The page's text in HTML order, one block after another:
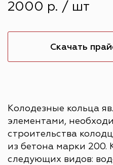
2000 р. / шт
Скачать
Колодезные кольца
элементами,
строительства
из бетона марки
следующих видов: